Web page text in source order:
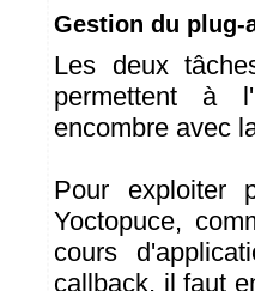
Gestion du plug-
Les deux
permettent à
encombre avec
Pour exploiter
Yoctopuce,
cours
callback, il faut